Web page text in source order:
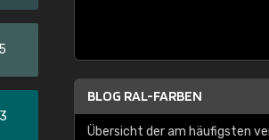
BLOG RAL-FARBEN
Übersicht der am häufigsten